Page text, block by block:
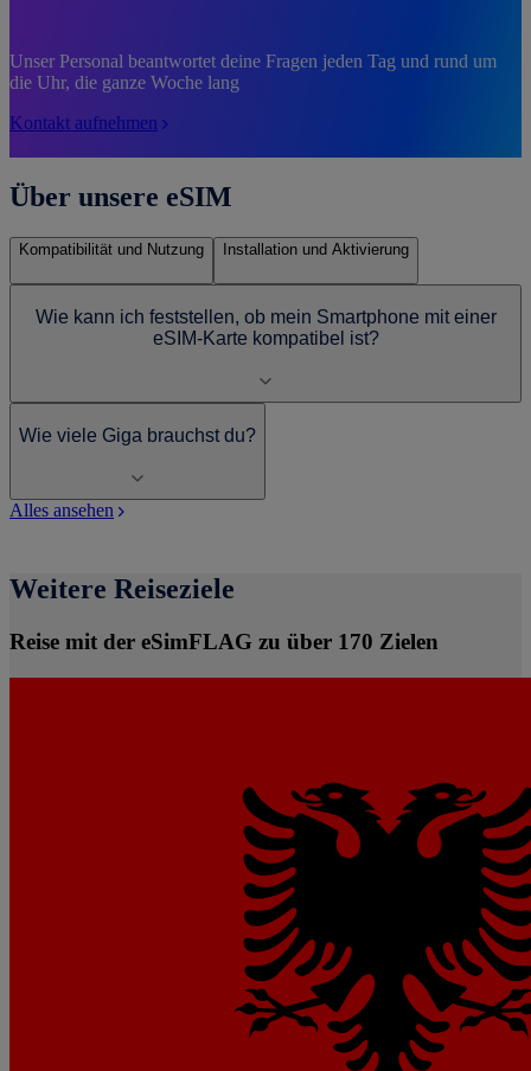
Unser Personal beantwortet deine Fragen jeden Tag und rund um
die Uhr, die ganze Woche lang
Kontakt aufnehmen
Über unsere eSIM
Kompatibilität und Nutzung Installation und Aktivierung
Wie kann ich feststellen, ob mein Smartphone mit einer
eSIM-Karte kompatibel ist?
Wie viele Giga brauchst du?
Alles ansehen
Weitere Reiseziele
Reise mit der eSimFLAG zu über 170 Zielen